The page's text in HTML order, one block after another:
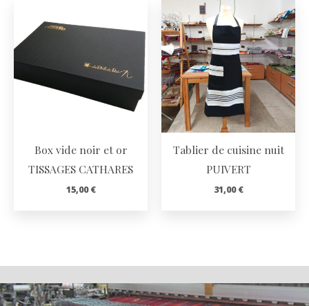
Box vide noir et or
TISSAGES CATHARES
15,00€
Tablier de cuisine nuit
PUIVERT
31,00€